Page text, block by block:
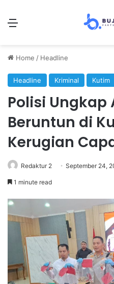
Menu
Home / Headline
Headline Kriminal Kutim
Polisi Ungkap
Beruntun di
Kerugian
Redaktur 2 September 24,
1 minute read